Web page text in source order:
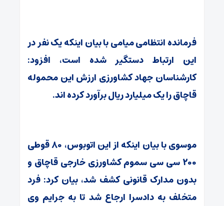
فرمانده انتظامی میامی با بیان اینکه یک نفر در
این ارتباط دستگیر شده است، افزود:
کارشناسان جهاد کشاورزی ارزش این محموله
قاچاق را یک میلیارد ریال برآورد کرده اند.
موسوی با بیان اینکه از این اتوبوس، ۸۰ قوطی
۲۰۰ سی سی سموم کشاورزی خارجی قاچاق و
بدون مدارک قانونی کشف شد، بیان کرد: فرد
متخلف به دادسرا ارجاع شد تا به جرایم وی